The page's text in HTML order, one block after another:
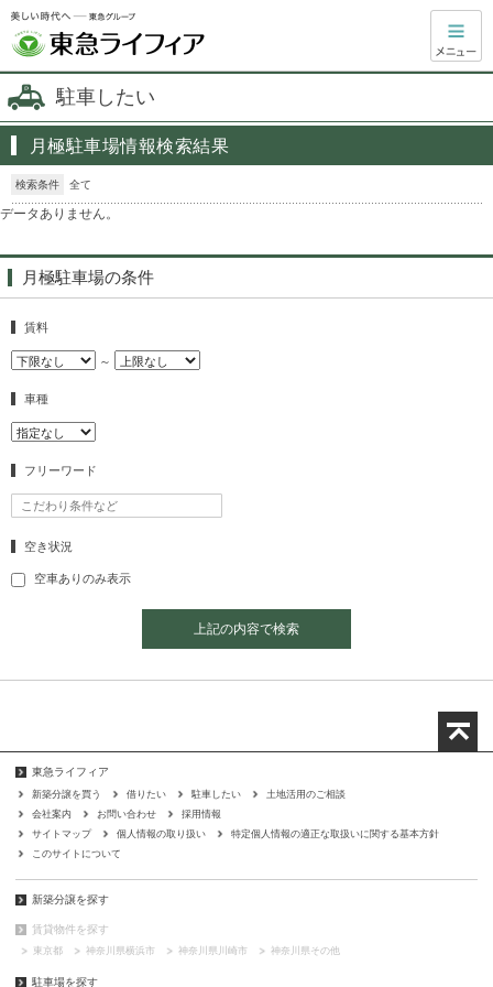
駐車したい
月極駐車場情報検索結果
検索条件 全て
データありません。
月極駐車場の条件
賃料
～
車種
フリーワード
空き状況
空車ありのみ表示
上記の内容で検索
東急ライフィア
新築分譲を買う 借りたい 駐車したい
土地活用のご相談
会社案内
お問い合わせ
採用情報
サイトマップ
個人情報の取り扱い
特定個人情報の適正な取扱いに関する基本方針
このサイトについて
新築分譲を探す
賃貸物件を探す
東京都 神奈川県横浜市 神奈川県川崎市 神奈川県その他
駐車場を探す